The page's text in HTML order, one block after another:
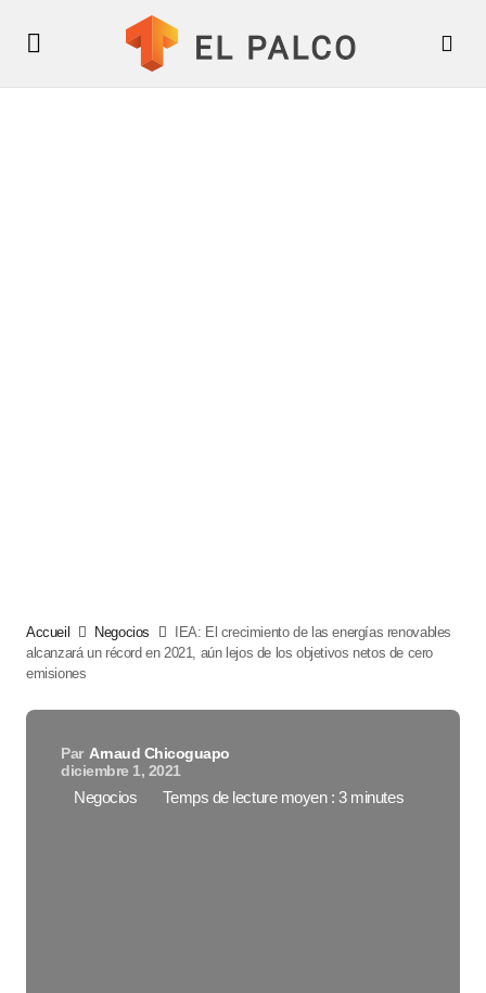
Accueil Negocios
IEA: El crecimiento de las energías renovables
alcanzará un récord en 2021, aún lejos de los objetivos netos de cero
emisiones
Par Arnaud Chicoguapo
diciembre 1, 2021
Negocios Temps de lecture moyen : 3 minutes